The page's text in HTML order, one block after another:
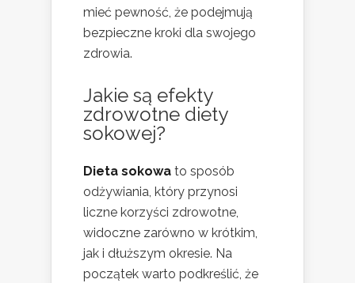
mieć pewność, że podejmują
bezpieczne kroki dla swojego
zdrowia.
Jakie są efekty
zdrowotne diety
sokowej?
Dieta sokowa to sposób
odżywiania, który przynosi
liczne korzyści zdrowotne,
widoczne zarówno w krótkim,
jak i dłuższym okresie. Na
początek warto podkreślić, że